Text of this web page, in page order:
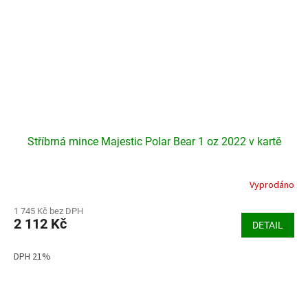
Stříbrná mince Majestic Polar Bear 1 oz 2022 v kartě
produktu
je
z
Vyprodáno
1 745 Kč bez DPH
2 112 Kč DETAIL
DPH 21%